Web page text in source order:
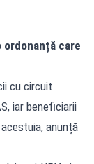
ordonanță care
cu circuit
iar beneficiarii
anunță